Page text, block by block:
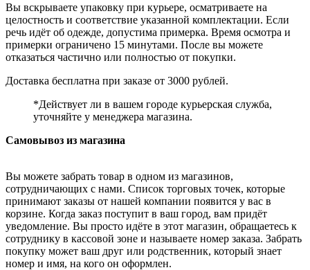
Вы вскрываете упаковку при курьере, осматриваете на
целостность и соответствие указанной комплектации. Если
речь идёт об одежде, допустима примерка. Время осмотра и
примерки ограничено 15 минутами. После вы можете
отказаться частично или полностью от покупки.
Доставка бесплатна при заказе от 3000 рублей.
*Действует ли в вашем городе курьерская служба,
уточняйте у менеджера магазина.
Самовывоз из магазина
Вы можете забрать товар в одном из магазинов,
сотрудничающих с нами. Список торговых точек, которые
принимают заказы от нашей компании появится у вас в
корзине. Когда заказ поступит в ваш город, вам придёт
уведомление. Вы просто идёте в этот магазин, обращаетесь к
сотруднику в кассовой зоне и называете номер заказа. Забрать
покупку может ваш друг или родственник, который знает
номер и имя, на кого он оформлен.